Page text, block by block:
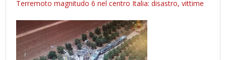
Terremoto magnitudo 6 nel centro Italia: disastro, vittime